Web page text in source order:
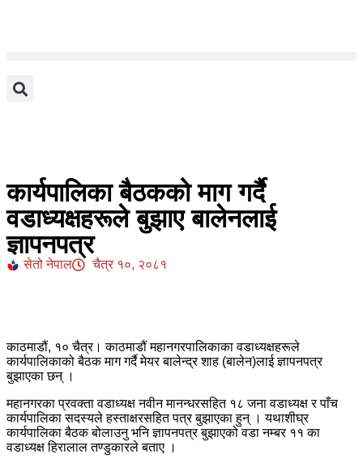
कार्यपालिका बैठकको माग गर्दै
वडाध्यक्षहरूले बुझाए बालेनलाई
ज्ञापनपत्र
सेतो नेपाल चैत्र १०, २०८१
काठमाडौं, १० चैत्र। काठमाडौं महानगरपालिकाका वडाध्यक्षहरूले
कार्यपालिकाको बैठक माग गर्दै मेयर बालेन्द्र शाह (बालेन)लाई ज्ञापनपत्र
बुझाएका छन् ।
महानगरका प्रवक्ता वडाध्यक्ष नवीन मानन्धरसहित १८ जना वडाध्यक्ष र पाँच
कार्यपालिका सदस्यले हस्ताक्षरसहित पत्र बुझाएका हुन् । यथाशीघ्र
कार्यपालिका बैठक बोलाउनु भनि ज्ञापनपत्र बुझाएको वडा नम्बर ११ का
वडाध्यक्ष हिरालाल तण्डुकारले बताए ।